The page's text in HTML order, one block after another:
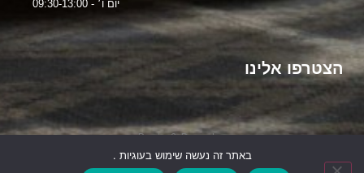
יום ו׳ - 09:30-13:00
הצטרפו אלינו
הקמת האתר:משרד פרסוםBrain & Brand
באתר זה נעשה שימוש בעוגיות .